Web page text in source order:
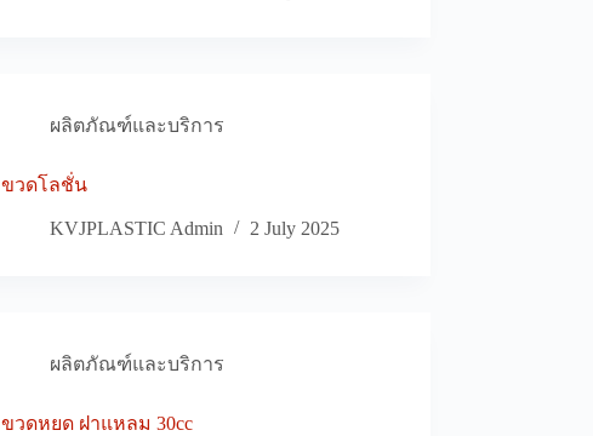
ผลิตภัณฑ์และบริการ
ขวดโลชั่น
KVJPLASTIC Admin 2 July 2025
ผลิตภัณฑ์และบริการ
ขวดหยด ฝาแหลม 30cc